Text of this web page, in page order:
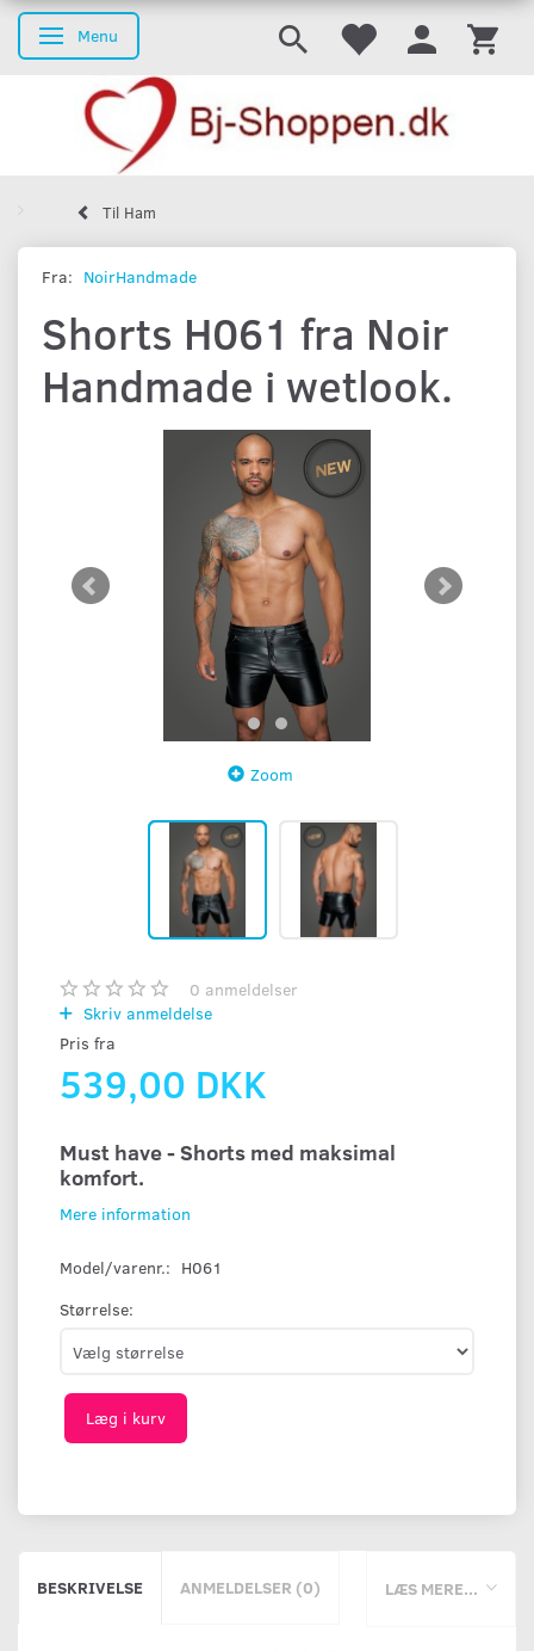
Skifte navigation
Menu
Til Ham
Fra: NoirHandmade
Shorts H061 fra Noir
Handmade i wetlook.
Zoom
0 anmeldelser
Skriv anmeldelse
Pris fra
539,00 DKK
Must have - Shorts med maksimal
komfort.
Mere information
Model/varenr.: H061
Størrelse:
Læg i kurv
LÆS MERE...
BESKRIVELSE ANMELDELSER (0)